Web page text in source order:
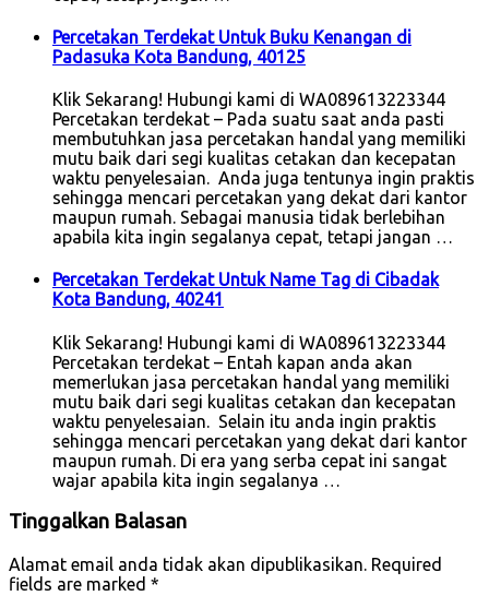
Percetakan Terdekat Untuk Buku Kenangan di
Padasuka Kota Bandung, 40125
Klik Sekarang! Hubungi kami di WA089613223344
Percetakan terdekat – Pada suatu saat anda pasti
membutuhkan jasa percetakan handal yang memiliki
mutu baik dari segi kualitas cetakan dan kecepatan
waktu penyelesaian. Anda juga tentunya ingin praktis
sehingga mencari percetakan yang dekat dari kantor
maupun rumah. Sebagai manusia tidak berlebihan
apabila kita ingin segalanya cepat, tetapi jangan …
Percetakan Terdekat Untuk Name Tag di Cibadak
Kota Bandung, 40241
Klik Sekarang! Hubungi kami di WA089613223344
Percetakan terdekat – Entah kapan anda akan
memerlukan jasa percetakan handal yang memiliki
mutu baik dari segi kualitas cetakan dan kecepatan
waktu penyelesaian. Selain itu anda ingin praktis
sehingga mencari percetakan yang dekat dari kantor
maupun rumah. Di era yang serba cepat ini sangat
wajar apabila kita ingin segalanya …
Tinggalkan Balasan
Alamat email anda tidak akan dipublikasikan. Required
fields are marked *